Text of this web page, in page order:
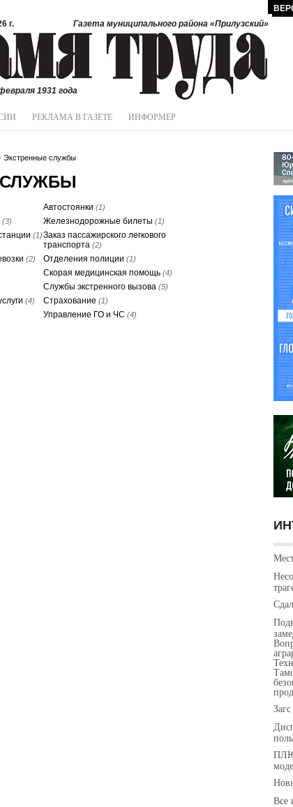
г.
Газета муниципального района «Прилузский»
1931 года
РЕКЛАМА В ГАЗЕТЕ ИНФОРМЕР
Экстренные службы
Автостоянки(1)
(3) Железнодорожные билеты(1)
(1)Заказ пассажирского легкового
транспорта(2)
(2) Отделения полиции(1)
Скорая медицинская помощь(4)
Службы экстренного вызова(5)
(4) Страхование(1)
Управление ГО и ЧС(4)
Все